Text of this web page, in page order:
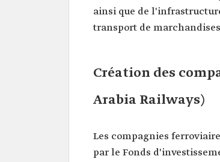
ainsi que de
transport de
Création des
Arabia Railways)
Les compagnies
par le Fonds